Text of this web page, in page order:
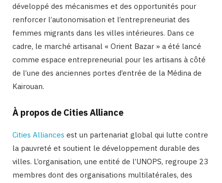
développé des mécanismes et des opportunités pour
renforcer l’autonomisation et l’entrepreneuriat des
femmes migrants dans les villes intérieures. Dans ce
cadre, le marché artisanal « Orient Bazar » a été lancé
comme espace entrepreneurial pour les artisans à côté
de l’une des anciennes portes d’entrée de la Médina de
Kairouan.
À propos de Cities Alliance
Cities Alliances est un partenariat global qui lutte contre
la pauvreté et soutient le développement durable des
villes. L’organisation, une entité de l’UNOPS, regroupe 23
membres dont des organisations multilatérales, des